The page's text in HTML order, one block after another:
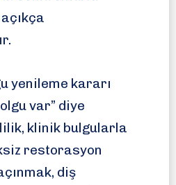
yenileme kararı
var” diye
klinik bulgularla
restorasyon
diş